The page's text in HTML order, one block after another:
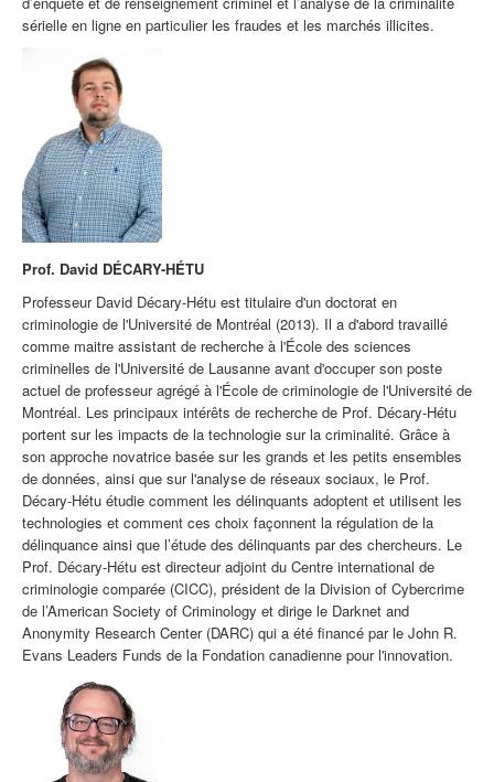
sérielle en ligne en particulier les fraudes et les marchés illicites.
Prof. David DÉCARY-HÉTU
Professeur David Décary-Hétu est titulaire d'un doctorat en
criminologie de l'Université de Montréal (2013). Il a d'abord travaillé
comme maitre assistant de recherche à l'École des sciences
criminelles de l'Université de Lausanne avant d'occuper son poste
actuel de professeur agrégé à l'École de criminologie de l'Université de
Montréal. Les principaux intérêts de recherche de Prof. Décary-Hétu
portent sur les impacts de la technologie sur la criminalité. Grâce à
son approche novatrice basée sur les grands et les petits ensembles
de données, ainsi que sur l'analyse de réseaux sociaux, le Prof.
Décary-Hétu étudie comment les délinquants adoptent et utilisent les
technologies et comment ces choix façonnent la régulation de la
délinquance ainsi que l’étude des délinquants par des chercheurs. Le
Prof. Décary-Hétu est directeur adjoint du Centre international de
criminologie comparée (CICC), président de la Division of Cybercrime
de l’American Society of Criminology et dirige le Darknet and
Anonymity Research Center (DARC) qui a été financé par le John R.
Evans Leaders Funds de la Fondation canadienne pour l'innovation.